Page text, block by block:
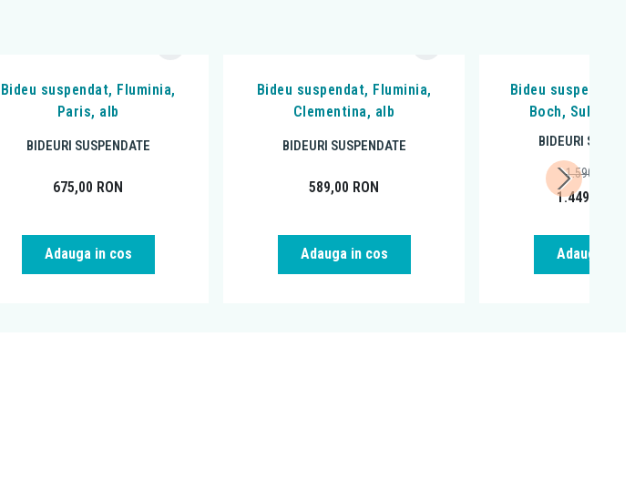
Bideu suspendat, Fluminia,
Paris, alb
BIDEURI SUSPENDATE
675,00 RON
Adauga in cos
Bideu suspendat, Fluminia,
Clementina, alb
BIDEURI SUSPENDATE
589,00 RON
Adauga in cos
Bideu suspendat,
Boch, Subway
BIDEURI
1.449,00
1.590,06
Adauga in